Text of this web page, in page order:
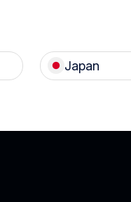
Terms of Use Privacy
Japan